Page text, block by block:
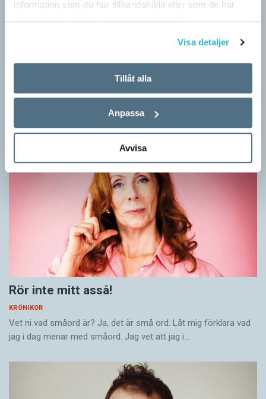
information som du har tillhandahållit eller som de har
Visa detaljer
Tillåt alla
Anpassa
Avvisa
Sveriges vanligaste vinterfågel är en mes. Alltså ingen fegis
precis och inte heller någon oxe, trots namnet. Att den kallas
Rör inte mitt asså!
KRÖNIKOR
Vet ni vad småord är? Ja, det är små ord. Låt mig förklara vad
jag i dag menar med småord. Jag vet att jag i…